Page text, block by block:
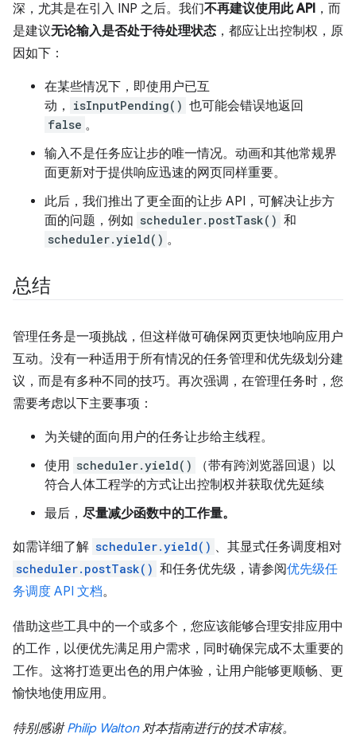
深，尤其是在引入 INP 之后。我们不再建议使用此 API ，而
是建议无论输入是否处于待处理状态 ，都应让出控制权，原
因如下：
在某些情况下，即使用户已互
动，
isInputPending() 也可能会错误地返回
false 。
输入不是任务应让步的唯一情况。动画和其他常规界
面更新对于提供响应迅速的网页同样重要。
此后，我们推出了更全面的让步 API，可解决让步方
面的问题，例如 scheduler.postTask() 和
scheduler.yield() 。
总结
管理任务是一项挑战，但这样做可确保网页更快地响应用户
互动。没有一种适用于所有情况的任务管理和优先级划分建
议，而是有多种不同的技巧。再次强调，在管理任务时，您
需要考虑以下主要事项：
为关键的面向用户的任务让步给主线程。
使用 scheduler.yield()
（带有跨浏览器回退）以
符合人体工程学的方式让出控制权并获取优先延续
最后， 尽量减少函数中的工作量。
如需详细了解 scheduler.yield() 、其显式任务调度相对
scheduler.postTask() 和任务优先级，请参阅优先级任
务调度 API 文档。
借助这些工具中的一个或多个，您应该能够合理安排应用中
的工作，以便优先满足用户需求，同时确保完成不太重要的
工作。这将打造更出色的用户体验，让用户能够更顺畅、更
愉快地使用应用。
特别感谢Philip Walton对本指南进行的技术审核。